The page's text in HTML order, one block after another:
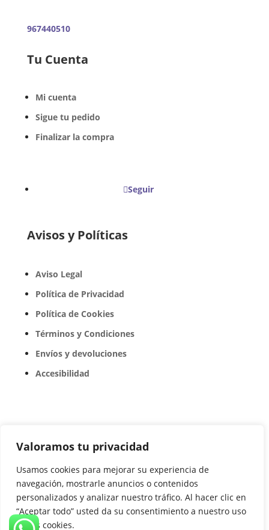
Valoramos tu privacidad
Usamos cookies para mejorar su experiencia de
navegación, mostrarle anuncios o contenidos
personalizados y analizar nuestro tráfico. Al hacer clic en
“Aceptar todo” usted da su consentimiento a nuestro uso
de las cookies.
967440510
Tu Cuenta
Mi cuenta
Sigue tu pedido
Finalizar la compra
Seguir
Avisos y Políticas
Aviso Legal
Política de Privacidad
Política de Cookies
Términos y Condiciones
Envíos y devoluciones
Accesibilidad
© Copyright 2026 Diseñada por Atalantic